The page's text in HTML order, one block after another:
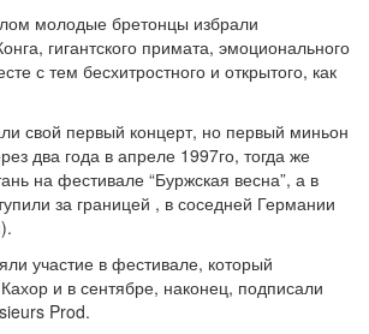
молодые бретонцы избрали
гигантского примата, эмоционального
с тем бесхитростного и открытого, как
свой первый концерт, но первый миньон
два года в апреле 1997го, тогда же
на фестивале “Буржская весна”, а в
за границей , в соседней Германии
участие в фестивале, который
и в сентябре, наконец, подписали
Prod.